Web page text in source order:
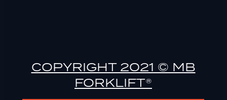
COPYRIGHT 2021 © MB
FORKLIFT®